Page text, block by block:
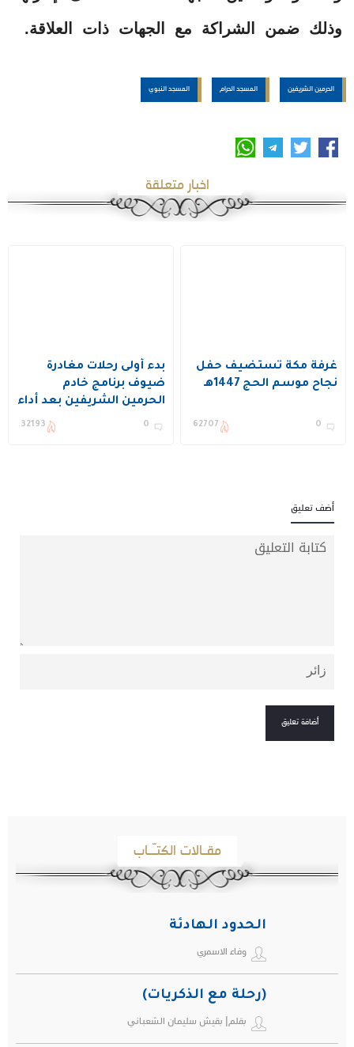
وذلك ضمن الشراكة مع الجهات ذات العلاقة.
الحرمين الشريفين المسجد الحرام المسجد النبوي
اخبار متعلقة
غرفة مكة تستضيف حفل
نجاح موسم الحج 1447هـ
0
62707
بدء أولى رحلات مغادرة
ضيوف برنامج خادم
الحرمين الشريفين بعد أداء
مناسك الحج وزيارة
0
32193
أضف تعليق
مقـالات الكتـّـاب
الحدود الهادئة
وفاء الاسمري
(رحلة مع الذكريات)
بقلم| بقيش سليمان الشعباني